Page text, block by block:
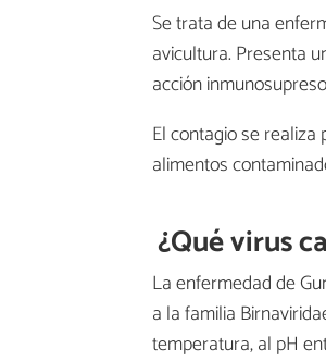
Se trata de una
avicultura. Presenta
acción
El contagio se
alimentos
¿Qué virus
La enfermedad de
a la familia
temperatura, al pH